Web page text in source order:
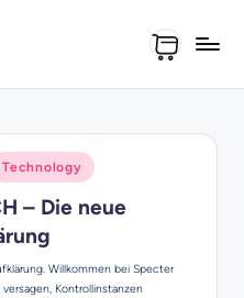
Technology
– Die neue
Willkommen bei Specter
Kontrollinstanzen